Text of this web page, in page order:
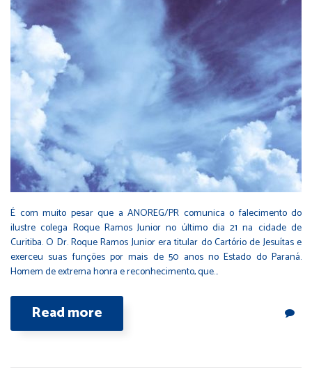
É com muito pesar que a ANOREG/PR comunica o falecimento do
ilustre colega Roque Ramos Junior no último dia 21 na cidade de
Curitiba. O Dr. Roque Ramos Junior era titular do Cartório de Jesuítas e
exerceu suas funções por mais de 50 anos no Estado do Paraná.
Homem de extrema honra e reconhecimento, que…
Read more